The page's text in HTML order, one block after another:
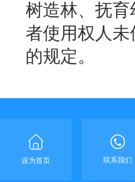
树造林、抚
者使用权人
的规定。
设为首页 联系我们